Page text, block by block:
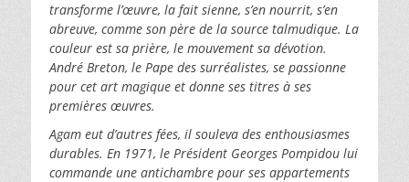
transforme l’œuvre, la fait sienne, s’en nourrit, s’en
abreuve, comme son père de la source talmudique. La
couleur est sa prière, le mouvement sa dévotion.
André Breton, le Pape des surréalistes, se passionne
pour cet art magique et donne ses titres à ses
premières œuvres.
Agam eut d’autres fées, il souleva des enthousiasmes
durables. En 1971, le Président Georges Pompidou lui
commande une antichambre pour ses appartements